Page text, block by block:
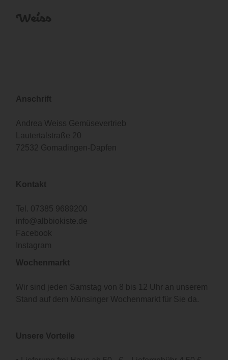
Anschrift
Andrea Weiss Gemüsevertrieb
Lautertalstraße 20
72532 Gomadingen-Dapfen
Kontakt
Tel. 07385 9689200
info@albbiokiste.de
Facebook
Instagram
Wochenmarkt
Wir sind jeden Samstag von 8 bis 12 Uhr an unserem
Stand auf dem Münsinger Wochenmarkt für Sie da.
Unsere Vorteile